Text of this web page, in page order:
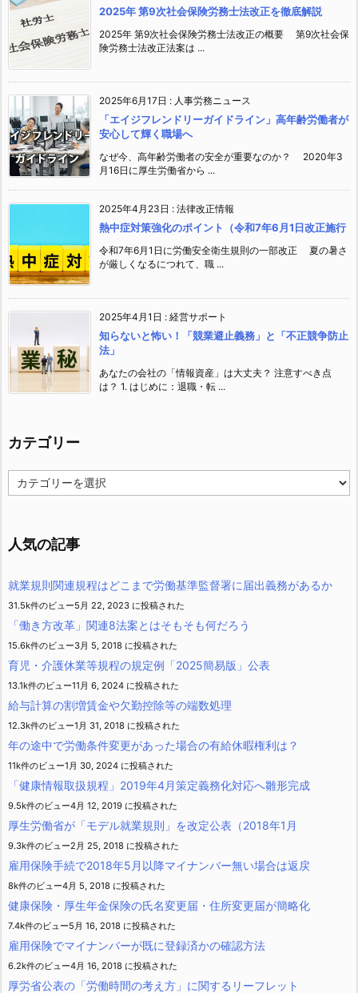
2025年 第9次社会保険労務士法改正を徹底解説
2025年 第9次社会保険労務士法改正の概要 第9次社会保
険労務士法改正法案は ...
2025年6月17日 : 人事労務ニュース
「エイジフレンドリーガイドライン」高年齢労働者が
安心して輝く職場へ
なぜ今、高年齢労働者の安全が重要なのか？ 2020年3
月16日に厚生労働省から ...
2025年4月23日 : 法律改正情報
熱中症対策強化のポイント（令和7年6月1日改正施行
令和7年6月1日に労働安全衛生規則の一部改正 夏の暑さ
が厳しくなるにつれて、職 ...
2025年4月1日 : 経営サポート
知らないと怖い！「競業避止義務」と「不正競争防止
法」
あなたの会社の「情報資産」は大丈夫？ 注意すべき点
は？ 1. はじめに：退職・転 ...
カテゴリー
テ
ー
人気の記事
就業規則関連規程はどこまで労働基準監督署に届出義務があるか
31.5k件のビュー5月 22, 2023 に投稿された
「働き方改革」関連8法案とはそもそも何だろう
15.6k件のビュー3月 5, 2018 に投稿された
育児・介護休業等規程の規定例「2025簡易版」公表
13.1k件のビュー11月 6, 2024 に投稿された
給与計算の割増賃金や欠勤控除等の端数処理
12.3k件のビュー1月 31, 2018 に投稿された
年の途中で労働条件変更があった場合の有給休暇権利は？
11k件のビュー1月 30, 2024 に投稿された
「健康情報取扱規程」2019年4月策定義務化対応へ雛形完成
9.5k件のビュー4月 12, 2019 に投稿された
厚生労働省が「モデル就業規則」を改定公表（2018年1月
9.3k件のビュー2月 25, 2018 に投稿された
雇用保険手続で2018年5月以降マイナンバー無い場合は返戻
8k件のビュー4月 5, 2018 に投稿された
健康保険・厚生年金保険の氏名変更届・住所変更届が簡略化
7.4k件のビュー5月 16, 2018 に投稿された
雇用保険でマイナンバーが既に登録済かの確認方法
6.2k件のビュー4月 16, 2018 に投稿された
厚労省公表の「労働時間の考え方」に関するリーフレット